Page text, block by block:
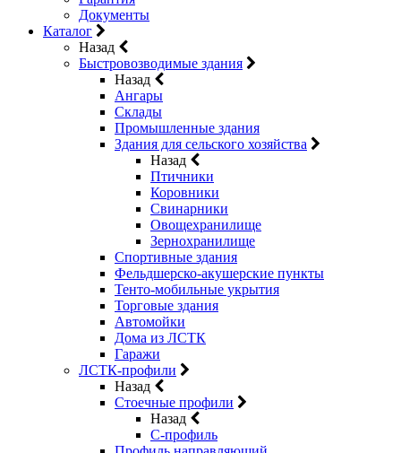
Документы
Каталог
Назад
Быстровозводимые здания
Назад
Ангары
Склады
Промышленные здания
Здания для сельского хозяйства
Назад
Птичники
Коровники
Свинарники
Овощехранилище
Зернохранилище
Спортивные здания
Фельдшерско-акушерские пункты
Тенто-мобильные укрытия
Торговые здания
Автомойки
Дома из ЛСТК
Гаражи
ЛСТК-профили
Назад
Стоечные профили
Назад
C-профиль